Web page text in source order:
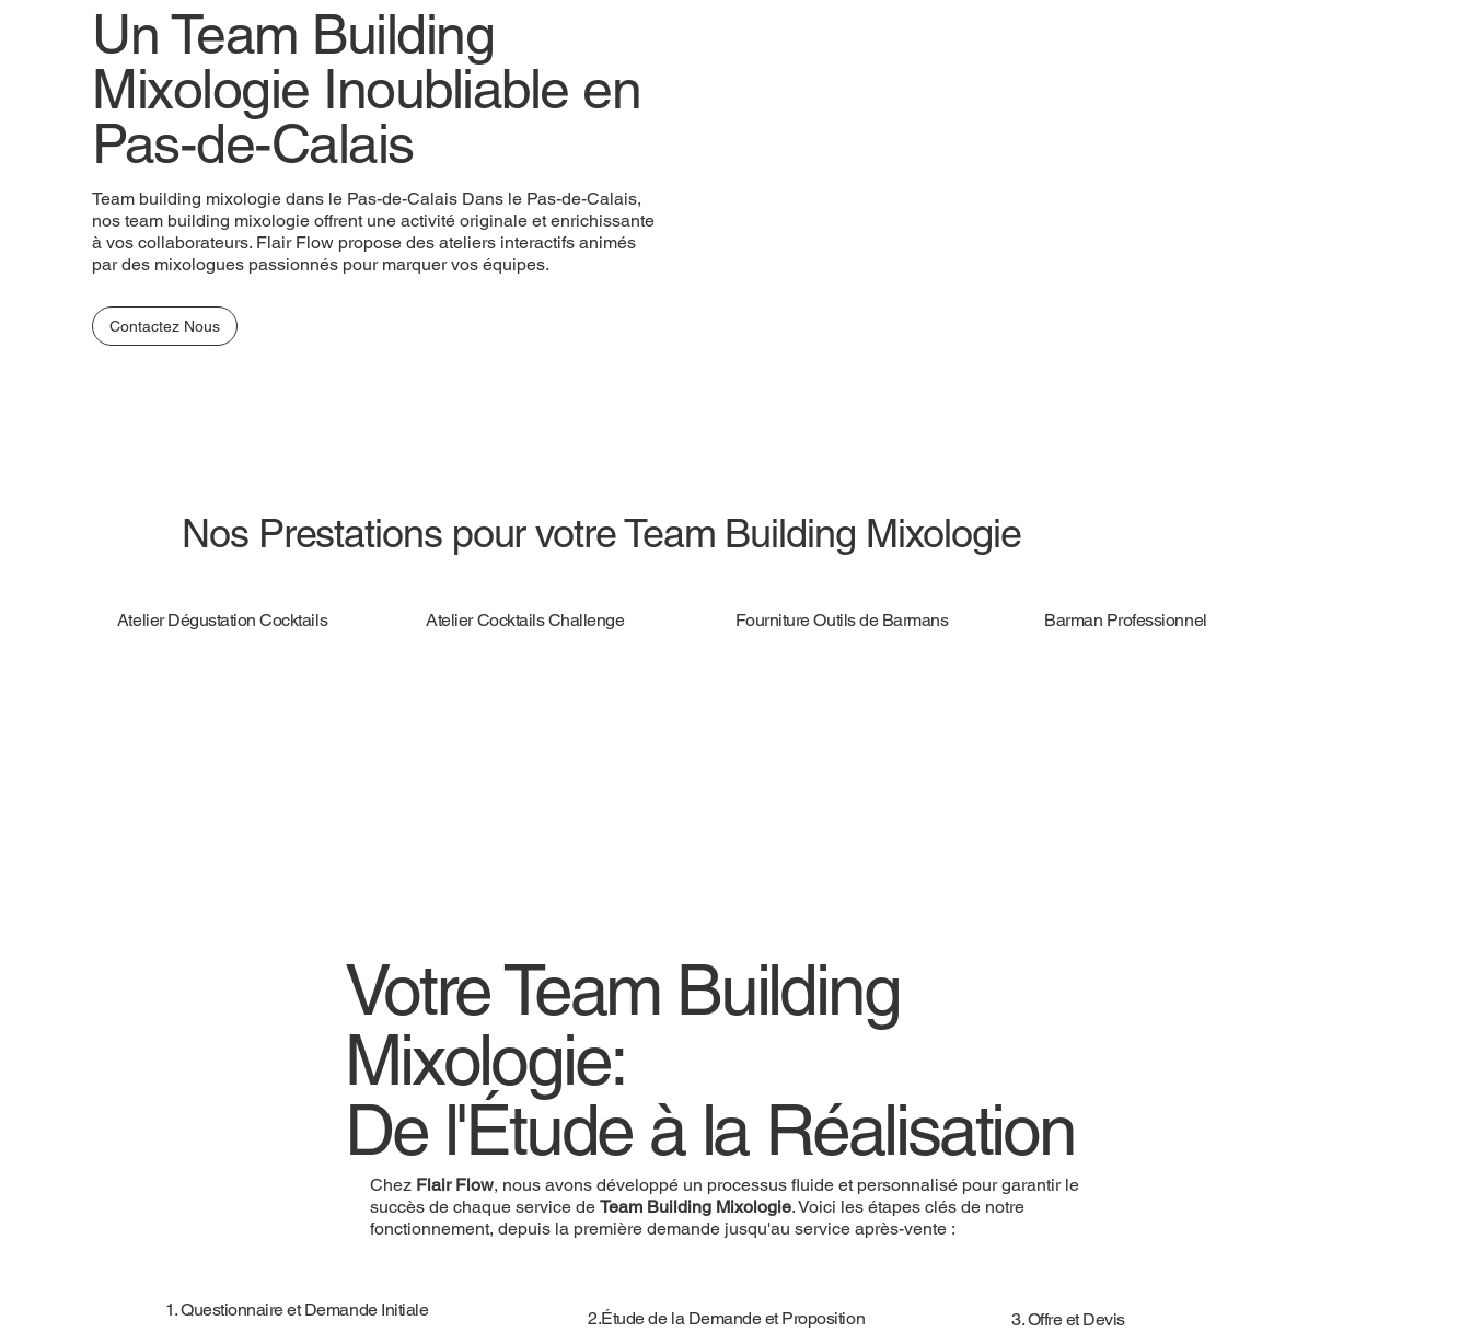
Un Team Building
Mixologie Inoubliable en
Pas-de-Calais
Team building mixologie dans le Pas-de-Calais Dans le Pas-de-Calais,
nos team building mixologie offrent une activité originale et enrichissante
à vos collaborateurs. Flair Flow propose des ateliers interactifs animés
par des mixologues passionnés pour marquer vos équipes.
Contactez Nous
Nos Prestations pour votre Team Building Mixologie
Atelier Dégustation Cocktails Atelier Cocktails Challenge Fourniture Outils de Barmans Barman Professionnel
Votre Team Building
Mixologie:
De l'Étude à la Réalisation
Chez Flair Flow, nous avons développé un processus fluide et personnalisé pour garantir le
succès de chaque service deTeam Building Mixologie. Voici les étapes clés de notre
fonctionnement, depuis la première demande jusqu'au service après-vente :
1. Questionnaire et Demande Initiale
2.Étude de la Demande et Proposition
3. Offre et Devis